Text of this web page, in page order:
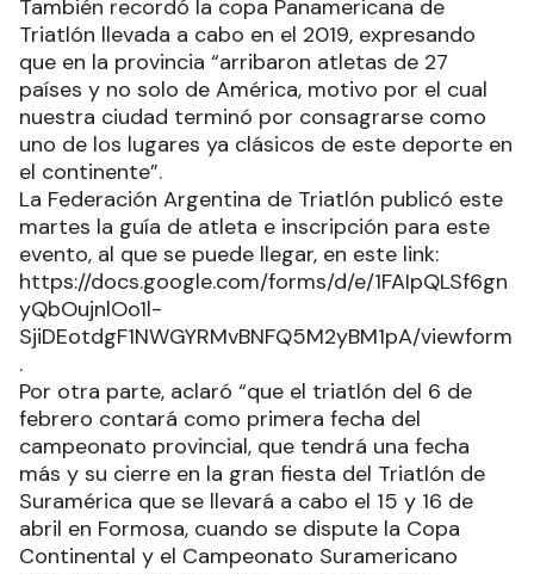
También recordó la copa Panamericana de
Triatlón llevada a cabo en el 2019, expresando
que en la provincia “arribaron atletas de 27
países y no solo de América, motivo por el cual
nuestra ciudad terminó por consagrarse como
uno de los lugares ya clásicos de este deporte en
el continente”.
La Federación Argentina de Triatlón publicó este
martes la guía de atleta e inscripción para este
evento, al que se puede llegar, en este link:
https://docs.google.com/forms/d/e/1FAIpQLSf6gn
yQbOujnlOo1l-
SjiDEotdgF1NWGYRMvBNFQ5M2yBM1pA/viewform
.
Por otra parte, aclaró “que el triatlón del 6 de
febrero contará como primera fecha del
campeonato provincial, que tendrá una fecha
más y su cierre en la gran fiesta del Triatlón de
Suramérica que se llevará a cabo el 15 y 16 de
abril en Formosa, cuando se dispute la Copa
Continental y el Campeonato Suramericano